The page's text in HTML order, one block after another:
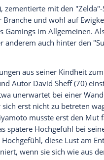
dazu in unseren
Musik
bleiben sollte
flimmerten Worte
dangerous to go
sie von einem
daran
die Prinzessin zu